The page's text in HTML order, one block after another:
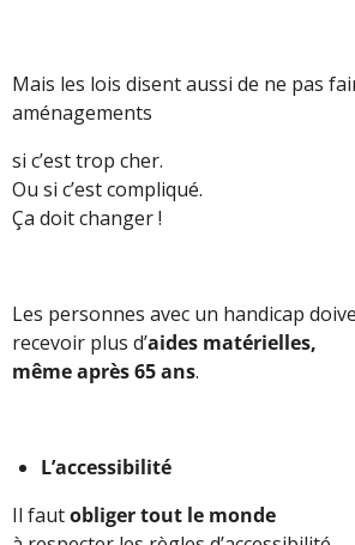
Mais les lois disent aussi de ne pas
aménagements
si c’est trop cher.
Ou si c’est compliqué.
Ça doit changer !
Les personnes avec un handicap
recevoir plus d’aides matérielles,
même après 65 ans.
L’accessibilité
Il fautobliger tout le monde